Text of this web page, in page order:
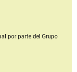
por parte del Grupo